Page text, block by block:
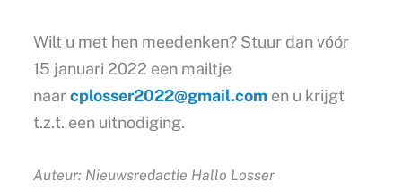
Wilt u met hen meedenken? Stuur dan vóór
15 januari 2022 een mailtje
naarcplosser2022@gmail.comen u krijgt
t.z.t. een uitnodiging.
Auteur: Nieuwsredactie Hallo Losser